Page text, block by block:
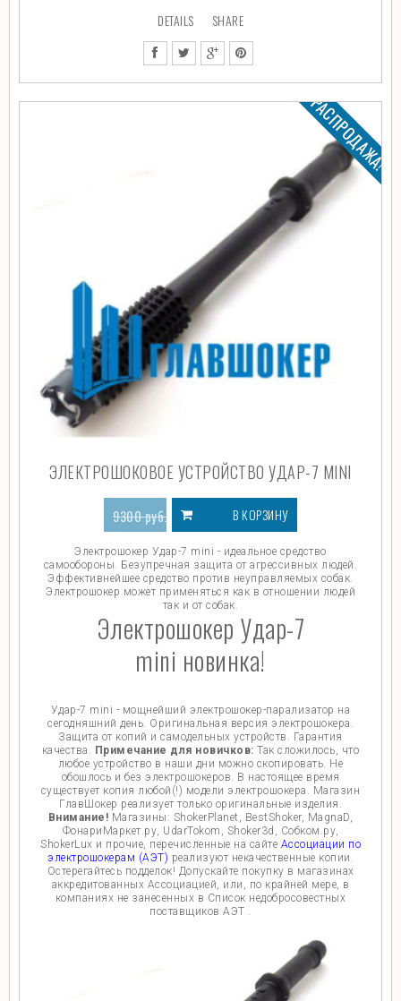
DETAILS SHARE
РАСПРОДАЖА!
ЭЛЕКТРОШОКОВОЕ УСТРОЙСТВО УДАР-7 MINI
9300руб.
6000руб.
В КОРЗИНУ
Электрошокер Удар-7 mini - идеальное средство
самообороны. Безупречная защита от агрессивных людей.
Эффективнейшее средство против неуправляемых собак.
Электрошокер может применяться как в отношении людей
так и от собак.
Электрошокер Удар-7
mini новинка!
Удар-7 mini - мощнейший электрошокер-парализатор на
сегодняшний день. Оригинальная версия электрошокера.
Защита от копий и самодельных устройств. Гарантия
качества. Примечание для новичков: Так сложилось, что
любое устройство в наши дни можно скопировать. Не
обошлось и без электрошокеров. В настоящее время
существует копия любой(!) модели электрошокера. Магазин
ГлавШокер реализует только оригинальные изделия.
Внимание! Магазины: ShokerPlanet, BestShoker, MagnaD,
ФонариМаркет.ру, UdarTokom, Shoker3d, Собком.ру,
ShokerLux и прочие, перечисленные на сайте Ассоциации по
электрошокерам (АЭТ) реализуют некачественные копии.
Остерегайтесь подделок! Допускайте покупку в магазинах
аккредитованных Ассоциацией, или, по крайней мере, в
компаниях не занесенных в Список недобросовестных
поставщиков АЭТ .